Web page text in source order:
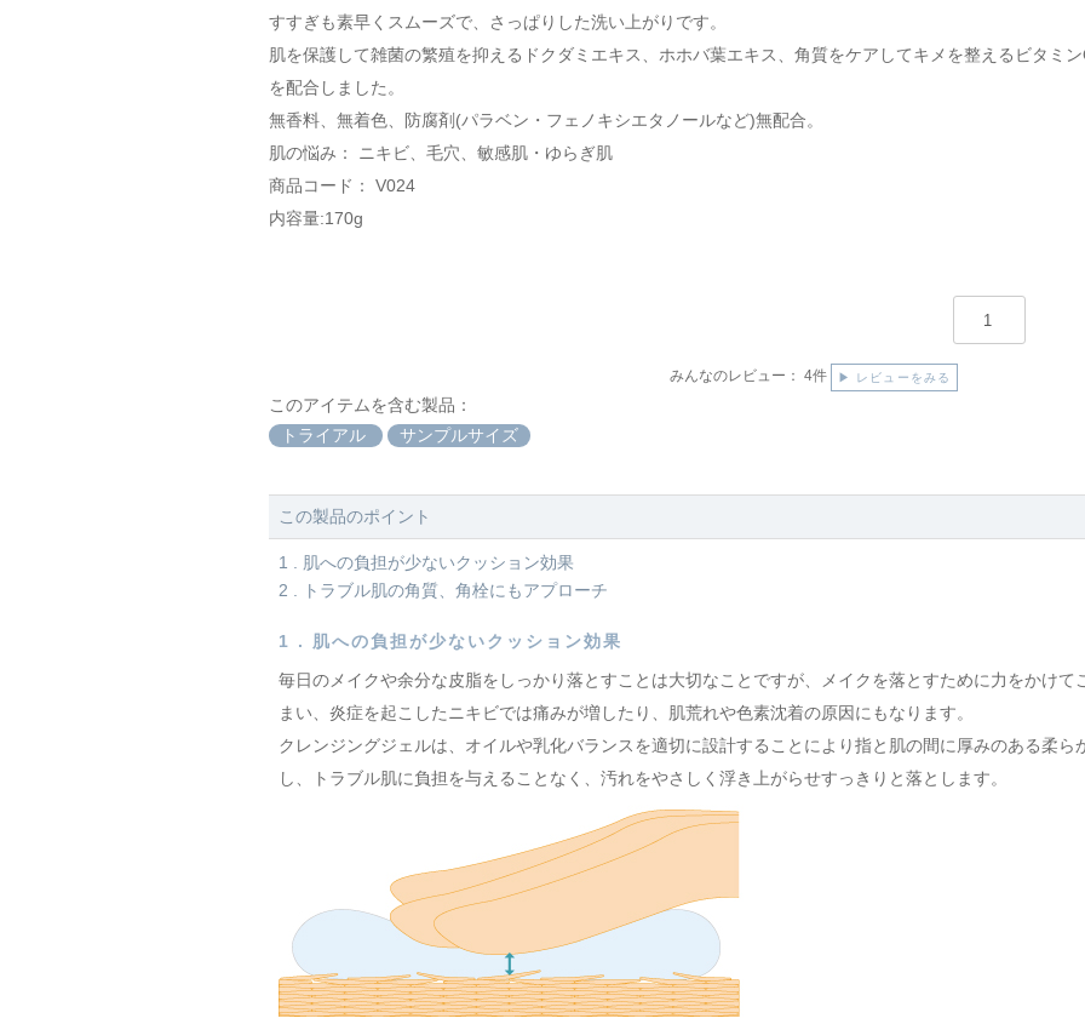
すすぎも素早くスムーズで、さっぱりした洗い上がりです。
肌を保護して雑菌の繁殖を抑えるドクダミエキス、ホホバ葉エキス、角質をケアしてキメを整えるビタミ
を配合しました。
無香料、無着色、防腐剤(パラベン・フェノキシエタノールなど)無配合。
肌の悩み： ニキビ、毛穴、敏感肌・ゆらぎ肌
商品コード： V024
内容量:170g
みんなのレビュー：4件 ▶ レビューをみる
このアイテムを含む製品：
トライアル
サンプルサイズ
この製品のポイント
1 . 肌への負担が少ないクッション効果
2 . トラブル肌の角質、角栓にもアプローチ
1 . 肌への負担が少ないクッション効果
毎日のメイクや余分な皮脂をしっかり落とすことは大切なことですが、メイクを落とすために力をかけて
まい、炎症を起こしたニキビでは痛みが増したり、肌荒れや色素沈着の原因にもなります。
クレンジングジェルは、オイルや乳化バランスを適切に設計することにより指と肌の間に厚みのある柔ら
し、トラブル肌に負担を与えることなく、汚れをやさしく浮き上がらせすっきりと落とします。